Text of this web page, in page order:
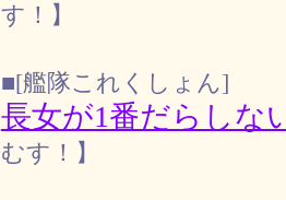
す！】
■[艦隊これくしょん]
長女が1番だらしな
むす！】